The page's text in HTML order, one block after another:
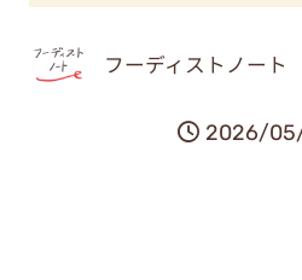
フーディストノート
2026/